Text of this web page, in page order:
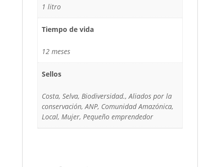
1 litro
Tiempo de vida
12 meses
Sellos
Costa, Selva, Biodiversidad., Aliados por la
conservación, ANP, Comunidad Amazónica,
Local, Mujer, Pequeño emprendedor